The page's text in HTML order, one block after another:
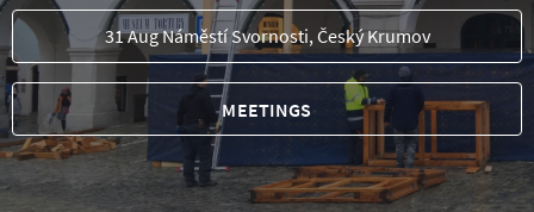
31 Aug Náměstí Svornosti, Český Krumov
MEETINGS